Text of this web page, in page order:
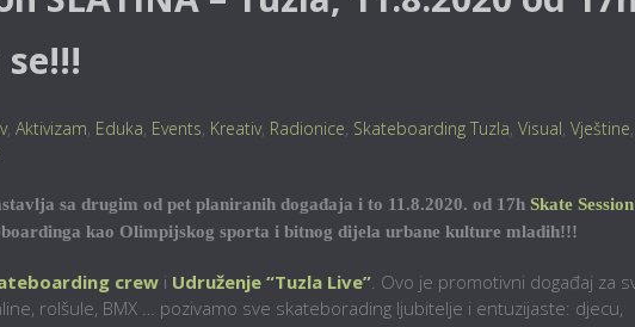
, Aktivizam, Eduka, Events, Kreativ, Radionice, Skateboarding Tuzla, Visual, Vještine,
sa drugim od pet planiranih događaja i to 11.8.2020. od 17h Skate Session
kao Olimpijskog sporta i bitnog dijela urbane kulture mladih!!!
crew i Udruženje “Tuzla Live”. Ovo je promotivni događaj za
rolšule, BMX … pozivamo sve skateborading ljubitelje i entuzijaste: djecu,